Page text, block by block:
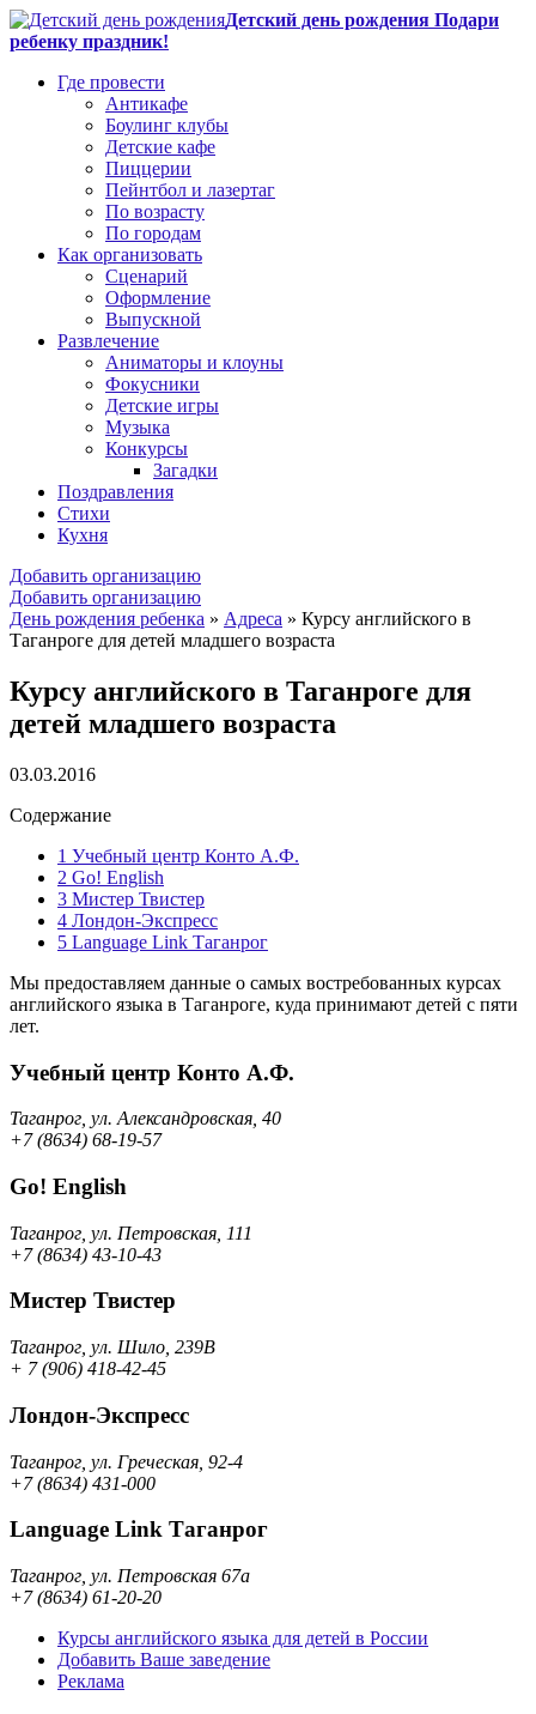
Детский день рождения Подари
ребенку праздник!
Где провести
Антикафе
Боулинг клубы
Детские кафе
Пиццерии
Пейнтбол и лазертаг
По возрасту
По городам
Как организовать
Сценарий
Оформление
Выпускной
Развлечение
Аниматоры и клоуны
Фокусники
Детские игры
Музыка
Конкурсы
Загадки
Поздравления
Стихи
Кухня
Добавить организацию
Добавить организацию
День рождения ребенка » Адреса » Курсу английского в
Таганроге для детей младшего возраста
Курсу английского в Таганроге для
детей младшего возраста
03.03.2016
Содержание
1 Учебный центр Конто А.Ф.
2 Go! English
3 Мистер Твистер
4 Лондон-Экспресс
5 Language Link Таганрог
Мы предоставляем данные о самых востребованных курсах
английского языка в Таганроге, куда принимают детей с пяти
лет.
Учебный центр Конто А.Ф.
Таганрог, ул. Александровская, 40
+7 (8634) 68-19-57
Go! English
Таганрог, ул. Петровская, 111
+7 (8634) 43-10-43
Мистер Твистер
Таганрог, ул. Шило, 239В
+ 7 (906) 418-42-45
Лондон-Экспресс
Таганрог, ул. Греческая, 92-4
+7 (8634) 431-000
Language Link Таганрог
Таганрог, ул. Петровская 67а
+7 (8634) 61-20-20
Курсы английского языка для детей в России
Добавить Ваше заведение
Реклама